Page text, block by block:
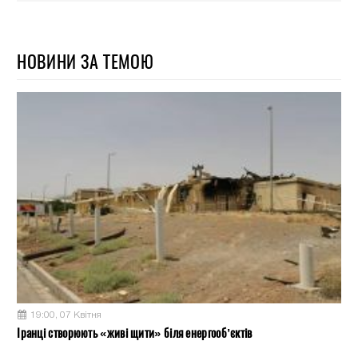
НОВИНИ ЗА ТЕМОЮ
19:00, 07 Квітня
Іранці створюють «живі щити» біля енергооб’єктів